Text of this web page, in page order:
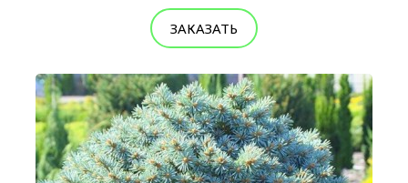
ЗАКАЗАТЬ